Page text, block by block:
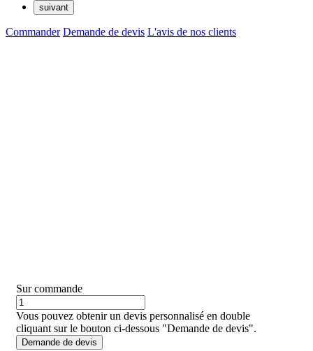
suivant
Commander Demande de devis L'avis de nos clients
Sur commande
Vous pouvez obtenir un devis personnalisé en double
cliquant sur le bouton ci-dessous "Demande de devis".
Demande de devis